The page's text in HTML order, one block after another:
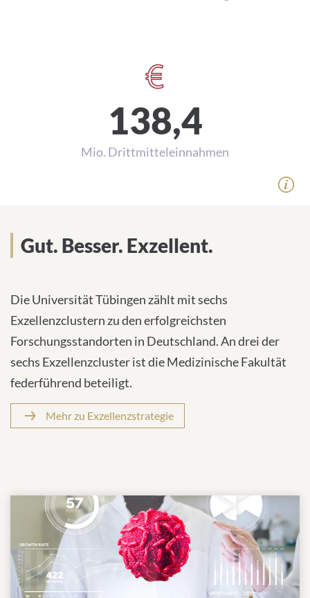
138,4
Mio. Drittmitteleinnahmen
Gut. Besser. Exzellent.
Die Universität Tübingen zählt mit sechs
Exzellenzclustern zu den erfolgreichsten
Forschungsstandorten in Deutschland. An drei der
sechs Exzellenzcluster ist die Medizinische Fakultät
federführend beteiligt.
Mehr zu Exzellenzstrategie